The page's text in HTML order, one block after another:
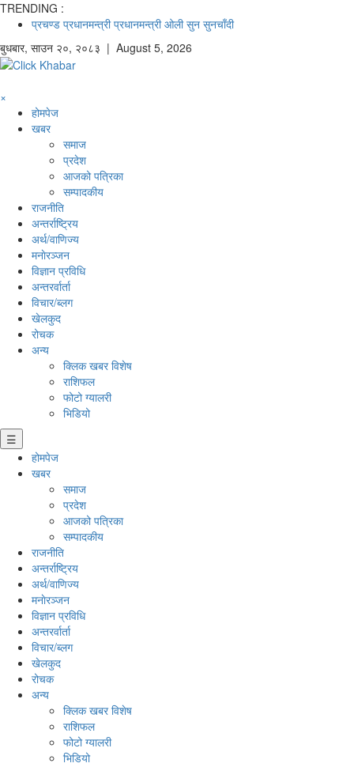
TRENDING :
प्रचण्ड प्रधानमन्त्री प्रधानमन्त्री ओली सुन सुनचाँदी
बुधबार, साउन २०, २०८३ | August 5, 2026
×
होमपेज
खबर
समाज
प्रदेश
आजको पत्रिका
सम्पादकीय
राजनीति
अन्तर्राष्ट्रिय
अर्थ/वाणिज्य
मनाेरञ्जन
विज्ञान प्रविधि
अन्तरर्वार्ता
विचार/ब्लग
खेलकुद
रोचक
अन्य
क्लिक खबर विशेष
राशिफल
फोटो ग्यालरी
भिडियो
☰
होमपेज
खबर
समाज
प्रदेश
आजको पत्रिका
सम्पादकीय
राजनीति
अन्तर्राष्ट्रिय
अर्थ/वाणिज्य
मनाेरञ्जन
विज्ञान प्रविधि
अन्तरर्वार्ता
विचार/ब्लग
खेलकुद
रोचक
अन्य
क्लिक खबर विशेष
राशिफल
फोटो ग्यालरी
भिडियो